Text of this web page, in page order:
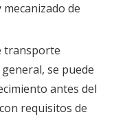
de
transporte
se puede
antes del
requisitos de